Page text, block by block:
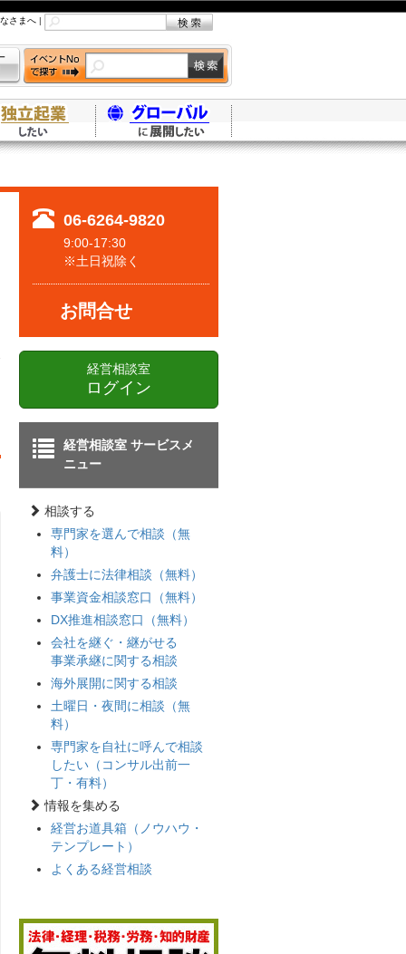
さまへ |
06-6264-9820
9:00-17:30
※土日祝除く
お問合せ
経営相談室
ログイン
経営相談室 サービスメ
ニュー
相談する
専門家を選んで相談（無
料）
弁護士に法律相談（無料）
事業資金相談窓口（無料）
DX推進相談窓口（無料）
会社を継ぐ・継がせる
事業承継に関する相談
海外展開に関する相談
土曜日・夜間に相談（無
料）
専門家を自社に呼んで相談
したい（コンサル出前一
丁・有料）
情報を集める
経営お道具箱（ノウハウ・
テンプレート）
よくある経営相談